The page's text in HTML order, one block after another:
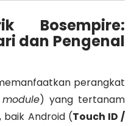
Bosempire:
dan Pengenal
perangkat
) yang tertanam
baik Android (Touch ID /